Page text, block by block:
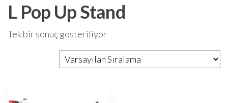
L Pop Up Stand
Tek bir sonuç gösteriliyor